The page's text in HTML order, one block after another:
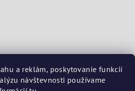
a reklám, poskytovanie funkcií
návštevnosti používame
10, Liptovská Štiavnica 03401